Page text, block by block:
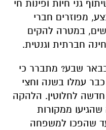
גני חיות ופינות חי
מפוזרים חברי
במטרה להקים
חברתית וגנטית.
שבע? מתברר כי
עמלו בשנה וחצי
לחלוטין. הלהקה
ממקורות
עד שהפכו למשפחה